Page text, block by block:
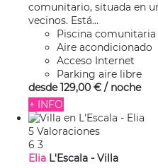
comunitario, situada en
vecinos. Está...
Piscina comunitaria
Aire acondicionado
Acceso Internet
Parking aire libre
desde 129,00 € / noche
+ INFO
5 Valoraciones
6 3
Elia L'Escala - Villa